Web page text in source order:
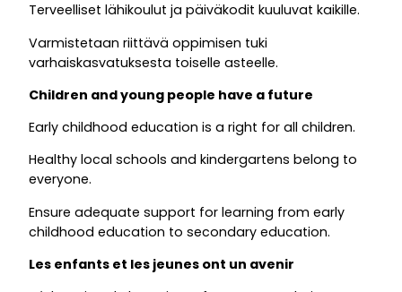
Terveelliset lähikoulut ja päiväkodit kuuluvat kaikille.
Varmistetaan riittävä oppimisen tuki
varhaiskasvatuksesta toiselle asteelle.
Children and young people have a future
Early childhood education is a right for all children.
Healthy local schools and kindergartens belong to
everyone.
Ensure adequate support for learning from early
childhood education to secondary education.
Les enfants et les jeunes ont un avenir